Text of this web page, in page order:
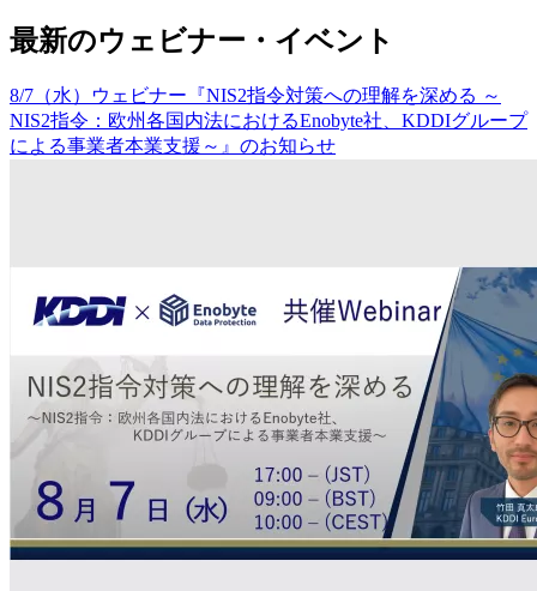
最新のウェビナー・イベント
8/7（水）ウェビナー『NIS2指令対策への理解を深める ～
NIS2指令：欧州各国内法におけるEnobyte社、KDDIグループ
による事業者本業支援～』のお知らせ